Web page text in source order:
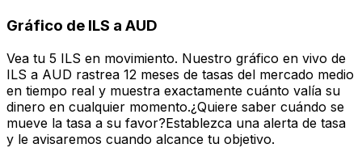
Gráfico de ILS a AUD
Vea tu 5 ILS en movimiento. Nuestro gráfico en vivo de
ILS a AUD rastrea 12 meses de tasas del mercado medio
en tiempo real y muestra exactamente cuánto valía su
dinero en cualquier momento.¿Quiere saber cuándo se
mueve la tasa a su favor?Establezca una alerta de tasa
y le avisaremos cuando alcance tu objetivo.